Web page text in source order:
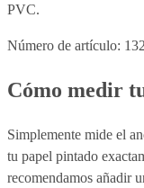
PVC.
Número de artículo:
Cómo medir
Simplemente mide el
tu papel pintado
recomendamos añadir